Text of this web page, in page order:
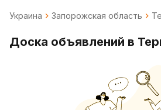
Украина Запорожская область
Доска объявлений в